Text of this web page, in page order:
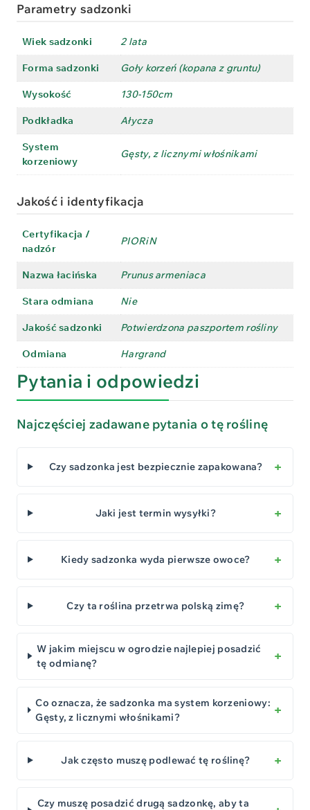
Parametry sadzonki
Wiek sadzonki 2 lata
Forma sadzonki Goły korzeń (kopana z gruntu)
Wysokość 130-150cm
Podkładka Ałycza
System
korzeniowy
Gęsty, z licznymi włośnikami
Jakość i identyfikacja
Certyfikacja /
nadzór
PIORiN
Nazwa łacińska Prunus armeniaca
Stara odmiana Nie
Jakość sadzonki Potwierdzona paszportem rośliny
Odmiana Hargrand
Pytania i odpowiedzi
Najczęściej zadawane pytania o tę roślinę
Czy sadzonka jest bezpiecznie zapakowana?
Jaki jest termin wysyłki?
Kiedy sadzonka wyda pierwsze owoce?
Czy ta roślina przetrwa polską zimę?
W jakim miejscu w ogrodzie najlepiej posadzić
tę odmianę?
Co oznacza, że sadzonka ma system korzeniowy:
Gęsty, z licznymi włośnikami?
Jak często muszę podlewać tę roślinę?
Czy muszę posadzić drugą sadzonkę, aby ta